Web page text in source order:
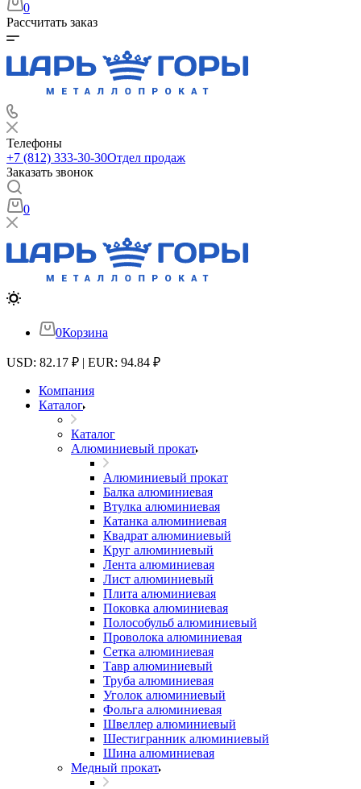
0
Рассчитать заказ
Телефоны
+7 (812) 333-30-30Отдел продаж
Заказать звонок
0
0Корзина
USD: 82.17 ₽ | EUR: 94.84 ₽
Компания
Каталог
Каталог
Алюминиевый прокат
Алюминиевый прокат
Балка алюминиевая
Втулка алюминиевая
Катанка алюминиевая
Квадрат алюминиевый
Круг алюминиевый
Лента алюминиевая
Лист алюминиевый
Плита алюминиевая
Поковка алюминиевая
Полособульб алюминиевый
Проволока алюминиевая
Сетка алюминиевая
Тавр алюминиевый
Труба алюминиевая
Уголок алюминиевый
Фольга алюминиевая
Швеллер алюминиевый
Шестигранник алюминиевый
Шина алюминиевая
Медный прокат